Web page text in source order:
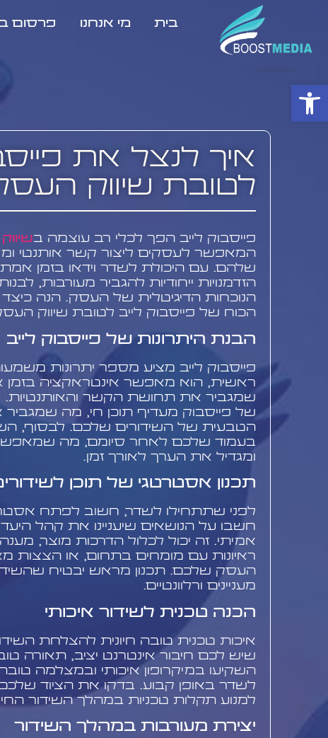
פתח סרגל נגישות
בית מי אנחנו פרסום
איך לנצל את
לטובת שיווק
פייסבוק לייב הפך לכלי רב עוצמה ב
המאפשר לעסקים ליצור קשר אותנטי
שלהם. עם היכולת לשדר וידאו בזמן אמת,
הזדמנויות ייחודיות להגביר מעורבות,
הנוכחות הדיגיטלית של העסק. הנה
הכוח של פייסבוק לייב לטובת שיווק
הבנת היתרונות של פייסבוק לייב
פייסבוק לייב מציע מספר יתרונות
ראשית, הוא מאפשר אינטראקציה
שמגביר את תחושת הקשר והאותנטיות.
של פייסבוק מעדיף תוכן חי, מה
הטבעית של השידורים שלכם. לבסוף,
בעמוד שלכם לאחר סיומם, מה שמאפשר
ומגדיל את הערך לאורך זמן.
תכנון אסטרטגי של תוכן
לפני שתתחילו לשדר, חשוב לפתח
חשבו על הנושאים שיעניינו את קהל
אמיתי. זה יכול לכלול הדרכות מוצר,
ראיונות עם מומחים בתחום, או הצצות
העסק שלכם. תכנון מראש יבטיח
מעניינים ורלוונטיים.
הכנה טכנית לשידור איכותי
איכות טכנית טובה חיונית להצלחת
שיש לכם חיבור אינטרנט יציב, תאורה
השקיעו במיקרופון איכותי ובמצלמה
לשדר באופן קבוע. בדקו את הציוד שלכם
למנוע תקלות טכניות במהלך השידור
יצירת מעורבות במהלך השידור